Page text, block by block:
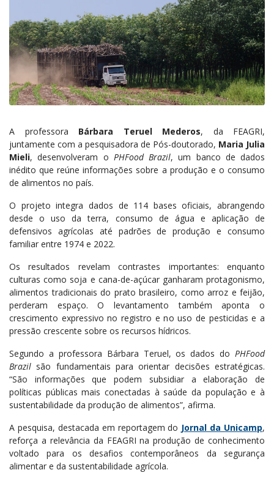
A professora Bárbara Teruel Mederos, da FEAGRI,
juntamente com a pesquisadora de Pós-doutorado, Maria Julia
Mieli, desenvolveram o PHFood Brazil, um banco de dados
inédito que reúne informações sobre a produção e o consumo
de alimentos no país.
O projeto integra dados de 114 bases oficiais, abrangendo
desde o uso da terra, consumo de água e aplicação de
defensivos agrícolas até padrões de produção e consumo
familiar entre 1974 e 2022.
Os resultados revelam contrastes importantes: enquanto
culturas como soja e cana-de-açúcar ganharam protagonismo,
alimentos tradicionais do prato brasileiro, como arroz e feijão,
perderam espaço. O levantamento também aponta o
crescimento expressivo no registro e no uso de pesticidas e a
pressão crescente sobre os recursos hídricos.
Segundo a professora Bárbara Teruel, os dados do PHFood
Brazil são fundamentais para orientar decisões estratégicas.
“São informações que podem subsidiar a elaboração de
políticas públicas mais conectadas à saúde da população e à
sustentabilidade da produção de alimentos”, afirma.
A pesquisa, destacada em reportagem do Jornal da Unicamp,
reforça a relevância da FEAGRI na produção de conhecimento
voltado para os desafios contemporâneos da segurança
alimentar e da sustentabilidade agrícola.